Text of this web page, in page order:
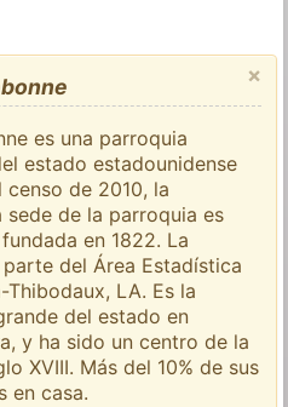
×
es una parroquia
estado estadounidense
de 2010, la
sede de la parroquia es
en 1822. La
del Área Estadística
LA. Es la
del estado en
y ha sido un centro de la
XVIII. Más del 10% de sus
en casa.